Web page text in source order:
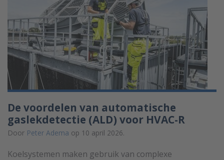
De voordelen van automatische
gaslekdetectie (ALD) voor HVAC-R
Door Peter Adema op 10 april 2026.
Koelsystemen maken gebruik van complexe